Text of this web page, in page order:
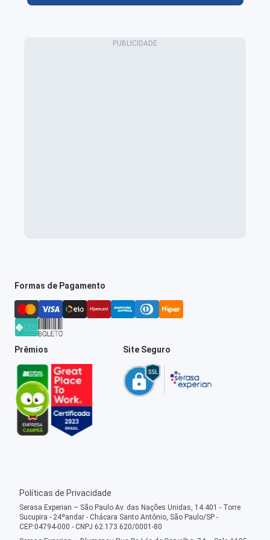
Formas de Pagamento
Prêmios Site Seguro
Políticas de Privacidade
Serasa Experian – São Paulo Av. das Nações Unidas, 14.401 - Torre
Sucupira - 24ºandar - Chácara Santo Antônio, São Paulo/SP -
CEP:04794-000 - CNPJ 62.173.620/0001-80